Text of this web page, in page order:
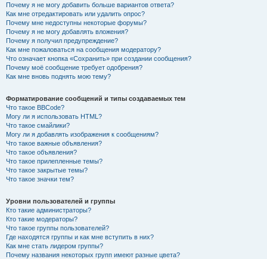
Почему я не могу добавить больше вариантов ответа?
Как мне отредактировать или удалить опрос?
Почему мне недоступны некоторые форумы?
Почему я не могу добавлять вложения?
Почему я получил предупреждение?
Как мне пожаловаться на сообщения модератору?
Что означает кнопка «Сохранить» при создании сообщения?
Почему моё сообщение требует одобрения?
Как мне вновь поднять мою тему?
Форматирование сообщений и типы создаваемых тем
Что такое BBCode?
Могу ли я использовать HTML?
Что такое смайлики?
Могу ли я добавлять изображения к сообщениям?
Что такое важные объявления?
Что такое объявления?
Что такое прилепленные темы?
Что такое закрытые темы?
Что такое значки тем?
Уровни пользователей и группы
Кто такие администраторы?
Кто такие модераторы?
Что такое группы пользователей?
Где находятся группы и как мне вступить в них?
Как мне стать лидером группы?
Почему названия некоторых групп имеют разные цвета?